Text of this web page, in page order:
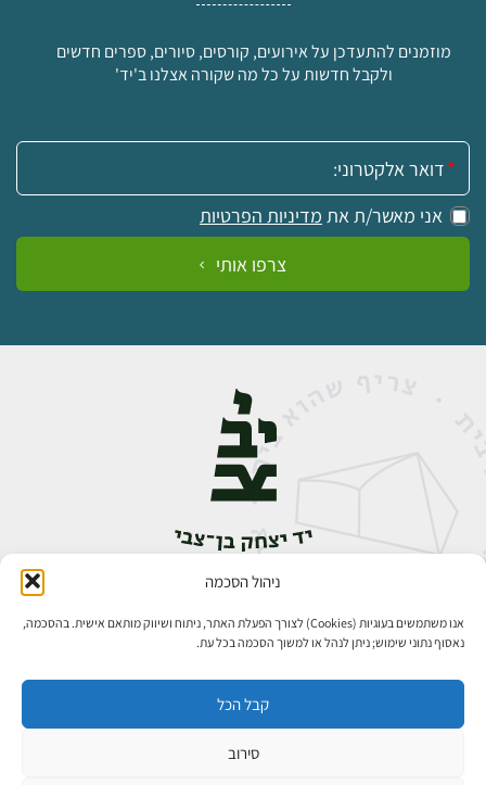
ניהול הסכמה
אנו משתמשים בעוגיות (Cookies) לצורך הפעלת האתר, ניתוח ושיווק מותאם אישית. בהסכמה,
נאסוף נתוני שימוש; ניתן לנהל או למשוך הסכמה בכל עת.
קבל הכל
סירוב
מוזמנים להתעדכן על אירועים, קורסים, סיורים, ספרים חדשים
ולקבל חדשות על כל מה שקורה אצלנו ב'יד'
אימייל:
אני מאשר/ת את מדיניות הפרטיות
צרפו אותי
אבן גבירול 14, רחביה, ירושלים